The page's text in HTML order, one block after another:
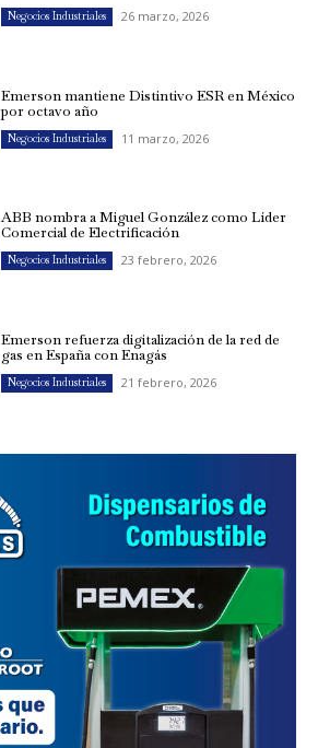
Negocios Industriales 26 marzo, 2026
Emerson mantiene Distintivo ESR en México
por octavo año
Negocios Industriales 11 marzo, 2026
ABB nombra a Miguel González como Líder
Comercial de Electrificación
Negocios Industriales 23 febrero, 2026
Emerson refuerza digitalización de la red de
gas en España con Enagás
Negocios Industriales 21 febrero, 2026